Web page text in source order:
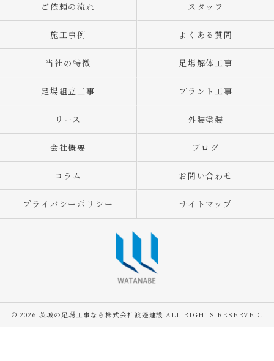
ご依頼の流れ スタッフ
施工事例 よくある質問
当社の特徴 足場解体工事
足場組立工事 プラント工事
リース 外装塗装
会社概要 ブログ
コラム お問い合わせ
プライバシーポリシー サイトマップ
© 2026 茨城の足場工事なら株式会社渡邊建設 ALL RIGHTS RESERVED.